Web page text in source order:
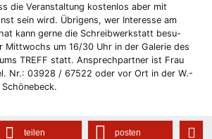
die Veranstaltung kostenlos aber mit
sein wird. Übrigens, wer Interesse am
kann gerne die Schreibwerkstatt besu-
Mittwochs um 16/30 Uhr in der Galerie des
TREFF statt. Ansprechpartner ist Frau
Nr.: 03928 / 67522 oder vor Ort in der W.-
teilen posten